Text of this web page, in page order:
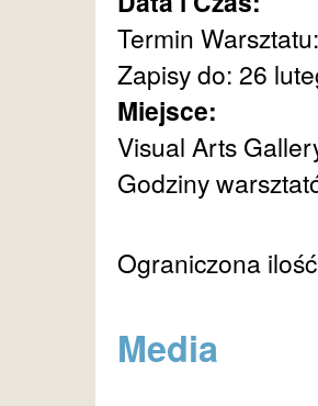
Termin
Zapisy do: 26
Miejsce:
Visual Arts
Godziny
Ograniczona
Media